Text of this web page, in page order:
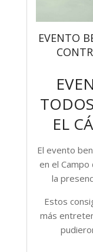
EVENTO
EL
El evento
en el
la
Estos
más